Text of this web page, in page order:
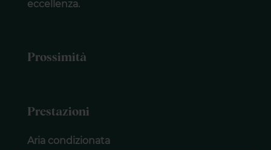
eccellenza.
Prossimità
Prestazioni
Aria condizionata